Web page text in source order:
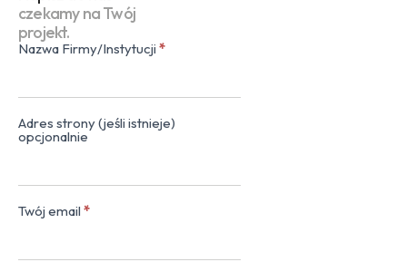
czekamy na Twój
projekt.
Kontakt
Nazwa Firmy/Instytucji *
Adres strony (jeśli istnieje)
opcjonalnie
Twój email *